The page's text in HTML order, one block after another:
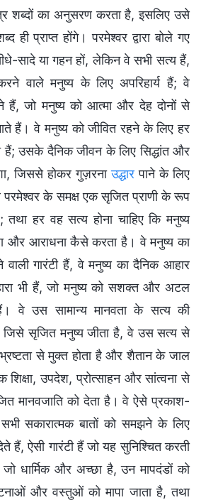
शब्दों का अनुसरण करता है, इसलिए उसे
ही प्राप्त होंगे। परमेश्‍वर द्वारा बोले गए
सादे या गहन हों, लेकिन वे सभी सत्य हैं,
वाले मनुष्य के लिए अपरिहार्य हैं; वे
जो मनुष्य को आत्मा और देह दोनों से
हैं। वे मनुष्‍य को जीवित रहने के लिए हर
हैं; उसके दैनिक जीवन के लिए सिद्धांत और
जिससे होकर गुज़रनाउद्धार पाने के लिए
के समक्ष एक सृजित प्राणी के रूप
तथा हर वह सत्य होना चाहिए कि मनुष्‍य
और आराधना कैसे करता है। वे मनुष्य का
वाली गारंटी हैं, वे मनुष्य का दैनिक आहार
भी हैं, जो मनुष्य को सशक्त और अटल
वे उस सामान्य मानवता के सत्य की
जिसे सृजित मनुष्य जीता है, वे उस सत्य से
से मुक्त होता है और शैतान के जाल
उपदेश, प्रोत्साहन और सांत्वना से
मानवजाति को देता है। वे ऐसे प्रकाश-
सकारात्‍मक बातों को समझने के लिए
हैं, ऐसी गारंटी हैं जो यह सुनिश्चित करती
धार्मिक और अच्‍छा है, उन मापदंडों को
और वस्‍तुओं को मापा जाता है, तथा